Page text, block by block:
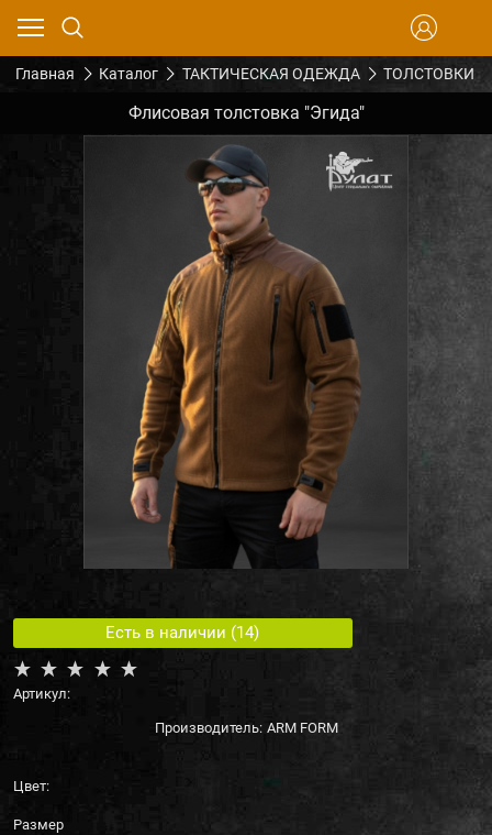
Главная Каталог ТАКТИЧЕСКАЯ ОДЕЖДА ТОЛСТОВКИ
Флисовая толстовка "Эгида"
Есть в наличии (14)
Артикул:
Производитель: ARM FORM
Цвет:
Размер